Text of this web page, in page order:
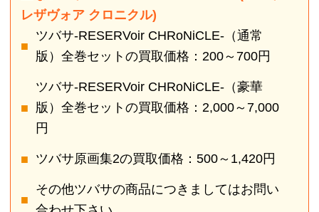
合わせ下さい。
在庫の状況により変動することがありま
す。
ツバサ-RESERVoir CHRoNiCLE-(ツバ
サ レザヴォア クロニクル)の買取実績
REProDUCTioNS-とツバサ原画集
2を含め、52点を6,890円で買取り
しました！